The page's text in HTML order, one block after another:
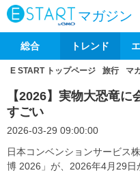
マガジン
総合 トレンド
E START トップページ 旅行 マ
【2026】実物大恐竜
すごい
2026-03-29 09:00:00
日本コンベンションサービス
博 2026」が、2026年4月29